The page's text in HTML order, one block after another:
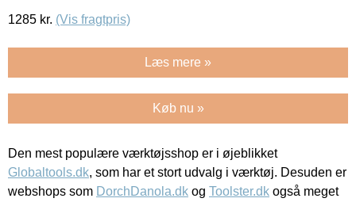
1285 kr. (Vis fragtpris)
Læs mere »
Køb nu »
Den mest populære værktøjsshop er i øjeblikket
Globaltools.dk, som har et stort udvalg i værktøj. Desuden er
webshops som DorchDanola.dk og Toolster.dk også meget